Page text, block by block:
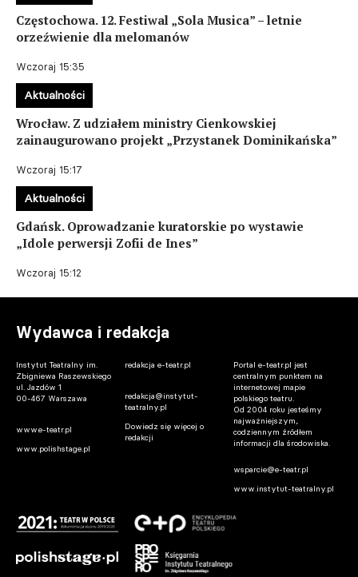
Częstochowa. 12. Festiwal „Sola Musica” – letnie
orzeźwienie dla melomanów
Wczoraj 15:35
Wrocław. Z udziałem ministry Cienkowskiej
zainaugurowano projekt „Przystanek Dominikańska”
Wczoraj 15:17
Aktualności
Gdańsk. Oprowadzanie kuratorskie po wystawie
„Idole perwersji Zofii de Ines”
Wczoraj 15:12
Aktualności
Wydawca i redakcja
Instytut Teatralny im.
Zbigniewa Raszewskiego
ul. Jazdów 1
00-467 Warszawa
www.e-teatr.pl
www.polishstage.pl
redakcja e-teatr.pl
redakcja@instytut-
teatralny.pl
Dowiedz się więcej o
redakcji
Portal e-teatr.pl jest
centralnym punktem na
internetowej mapie
polskiego teatru.
Od 2004 roku jesteśmy
najważniejszym,
codziennym źródłem
informacji dla środowiska.
wsparcie@e-teatr.pl
www.instytut-teatralny.pl